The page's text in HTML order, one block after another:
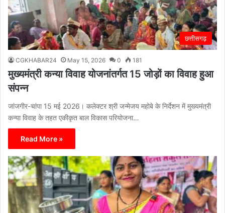
छत्तीसगढ़
CGKHABAR24 May 15, 2026 0 181
मुख्यमंत्री कन्या विवाह योजनांतर्गत 15 जोड़ों का विवाह हुआ
संपन्न
जांजगीर-चांपा 15 मई 2026। कलेक्टर श्री जन्मेजय महोबे के निर्देशन में मुख्यमंत्री
कन्या विवाह के तहत एकीकृत बाल विकास परियोजना…
Read More »